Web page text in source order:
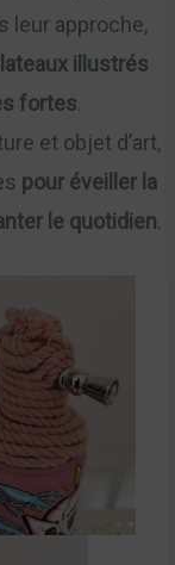
leur approche,
illustrés
fortes.
et objet d’art,
pour éveiller la
le quotidien.